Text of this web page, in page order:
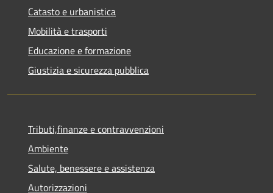
Catasto e urbanistica
Mobilità e trasporti
Educazione e formazione
Giustizia e sicurezza pubblica
Tributi,finanze e contravvenzioni
Ambiente
Salute, benessere e assistenza
Autorizzazioni